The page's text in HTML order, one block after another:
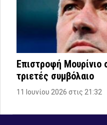
Επιστροφή
τριετές συμβόλαιο
11 Ιουνίου 2026 στις 21:32